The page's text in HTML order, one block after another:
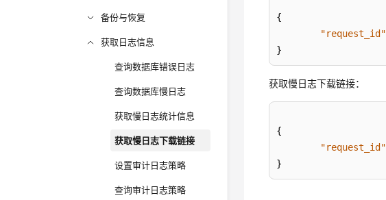
备份与恢复
获取日志信息
查询数据库错误日志
查询数据库慢日志
获取慢日志统计信息
获取慢日志下载链接
设置审计日志策略
查询审计日志策略
{
"request_id"
}
获取慢日志下载链接：
{
"request_id"
}